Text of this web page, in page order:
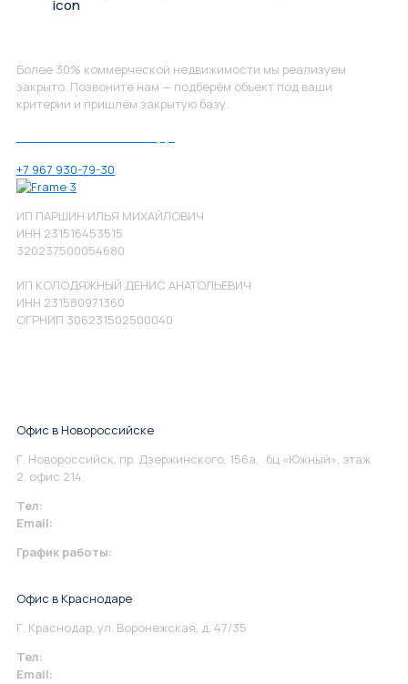
Более 30% коммерческой недвижимости мы реализуем
закрыто. Позвоните нам — подберём объект под ваши
критерии и пришлём закрытую базу.
+7 967 930-79-30
ИП ПАРШИН ИЛЬЯ МИХАЙЛОВИЧ
ИНН 231516453515
320237500054680
ИП КОЛОДЯЖНЫЙ ДЕНИС АНАТОЛЬЕВИЧ
ИНН 231580971360
ОГРНИП 306231502500040
Офис в Новороссийске
Г. Новороссийск, пр. Дзержинского, 156а, бц «Южный», этаж
2, офис 214.
Тел:
Email:
График работы:
Офис в Краснодаре
Г. Краснодар, ул. Воронежская, д. 47/35
Тел:
Email: